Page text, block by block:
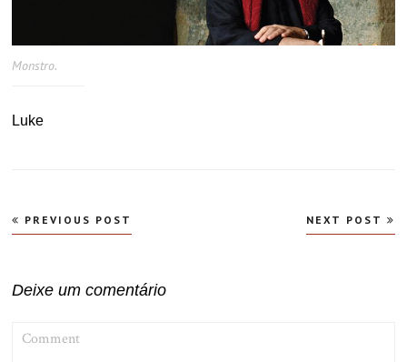
Monstro.
Luke
Navegação
de
PREVIOUS POST NEXT POST
Deixe um comentário